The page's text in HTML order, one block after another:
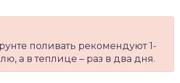
поливать рекомендуют 1-
а в теплице – раз в два дня.